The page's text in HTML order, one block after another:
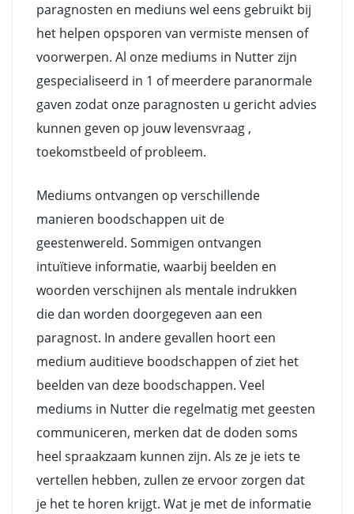
paragnosten en mediuns wel eens gebruikt bij
het helpen opsporen van vermiste mensen of
voorwerpen. Al onze mediums in Nutter zijn
gespecialiseerd in 1 of meerdere paranormale
gaven zodat onze paragnosten u gericht advies
kunnen geven op jouw levensvraag ,
toekomstbeeld of probleem.
Mediums ontvangen op verschillende
manieren boodschappen uit de
geestenwereld. Sommigen ontvangen
intuïtieve informatie, waarbij beelden en
woorden verschijnen als mentale indrukken
die dan worden doorgegeven aan een
paragnost. In andere gevallen hoort een
medium auditieve boodschappen of ziet het
beelden van deze boodschappen. Veel
mediums in Nutter die regelmatig met geesten
communiceren, merken dat de doden soms
heel spraakzaam kunnen zijn. Als ze je iets te
vertellen hebben, zullen ze ervoor zorgen dat
je het te horen krijgt. Wat je met de informatie